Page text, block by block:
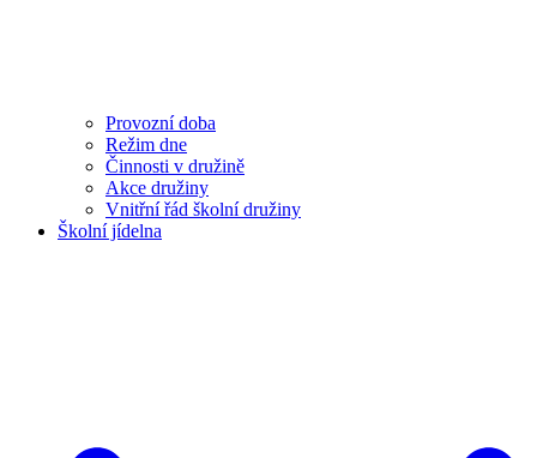
Provozní doba
Režim dne
Činnosti v družině
Akce družiny
Vnitřní řád školní družiny
Školní jídelna